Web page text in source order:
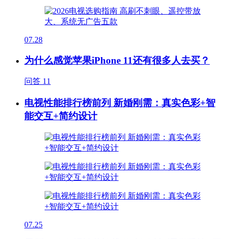
07.28
为什么感觉苹果iPhone 11还有很多人去买？
问答 11
电视性能排行榜前列 新婚刚需：真实色彩+智
能交互+简约设计
07.25